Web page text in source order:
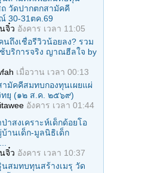
ถ วัดปากตกสามัคคี
30-31ตค.69
จิ๋ว อังคาร เวลา 11:05
ถึงเชื่อรีวิวน้อยลง? รวม
บริการจริง ญาณฮีลใจ by
เมื่อวาน เวลา 00:13
มัคคีสมทบกองทุนเผยแผ่
ทยุ (๑๒ ส.ค. ๒๕๖๙)
อังคาร เวลา 01:44
าสงเคราะห์เด็กด้อยโอ
านเด็ก-มูลนิธิเด็ก
จิ๋ว อังคาร เวลา 10:37
สมทบทุนสร้างเมรุ วัด